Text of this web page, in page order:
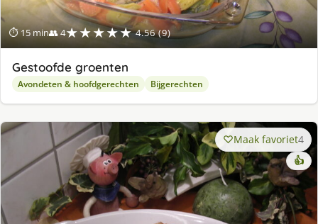
⏱ 15 min👥 4★★★★★ 4.56 (9)
Gestoofde groenten
Avondeten & hoofdgerechten Bijgerechten
Maak favoriet4
👍